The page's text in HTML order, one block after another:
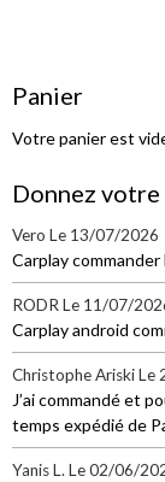
Panier
Votre panier est
Donnez votre
Vero Le 13/07/2026
Carplay
RODRLe 11/07/
Carplay android
Christophe AriskiLe
J’ai commandé et
temps expédié de
Yanis L.Le 02/06/